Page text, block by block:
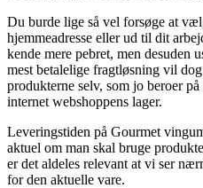
Du burde lige så vel forsøge at
hjemmeadresse eller ud til dit
kende mere pebret, men desuden
mest betalelige fragtløsning vil
produkterne selv, som jo beroer
internet webshoppens lager.
Leveringstiden på Gourmet
aktuel om man skal bruge
er det aldeles relevant at vi ser
for den aktuelle vare.